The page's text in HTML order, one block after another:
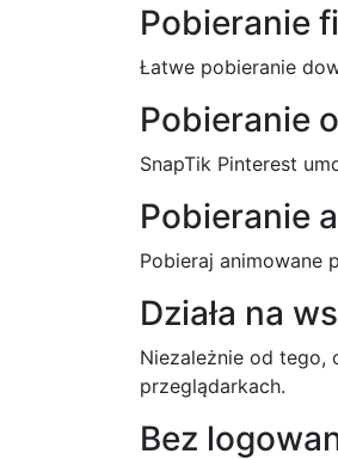
Pobieranie
Łatwe pobieranie
Pobieranie
SnapTik Pinterest
Pobieranie
Pobieraj animowane
Działa na
Niezależnie od tego,
przeglądarkach.
Bez